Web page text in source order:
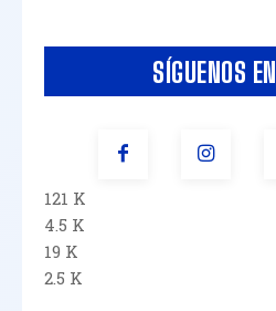
SÍGUENOS
121 K
4.5 K
19 K
2.5 K